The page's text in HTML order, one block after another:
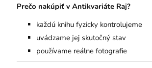
Prečo nakúpiť v Antikvariáte Raj?
každú knihu fyzicky kontrolujeme
uvádzame jej skutočný stav
používame reálne fotografie